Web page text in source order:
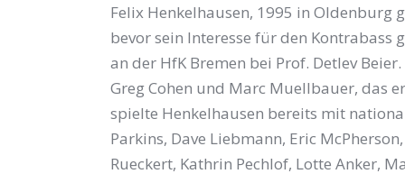
Felix Henkelhausen, 1995 in Oldenburg
bevor sein Interesse für den Kontrabass
an der HfK Bremen bei Prof. Detlev
Greg Cohen und Marc Muellbauer, das
spielte Henkelhausen bereits mit
Parkins, Dave Liebmann, Eric
Rueckert, Kathrin Pechlof, Lotte Anker,